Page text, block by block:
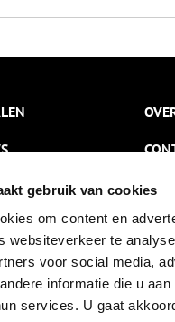
gebruik van cookies
om content en
websiteverkeer te
voor social media,
informatie die u
services. U gaat